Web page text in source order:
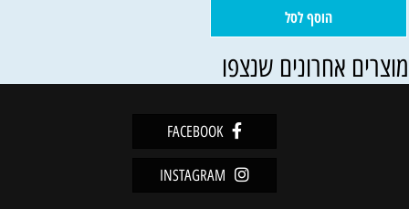
הוסף לסל
אחרונים שנצפו
FACEBOOK
INSTAGRAM